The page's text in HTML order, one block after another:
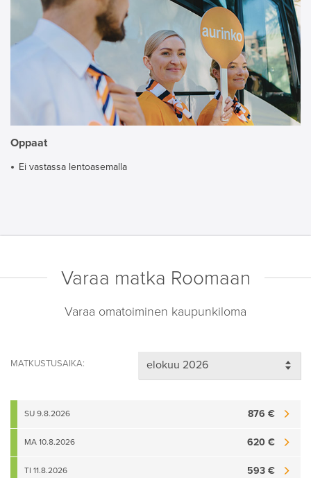
Oppaat
Ei vastassa lentoasemalla
Varaa matka Roomaan
Varaa omatoiminen kaupunkiloma
MATKUSTUSAIKA:
876 €
SU 9.8.2026
620 €
MA 10.8.2026
593 €
TI 11.8.2026